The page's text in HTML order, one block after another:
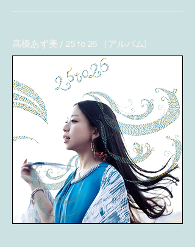
​高橋あず美 / 25 to 26 （アルバム)